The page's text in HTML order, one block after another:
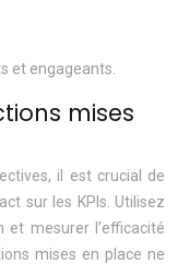
et engageants.
mises
il est crucial de
sur les KPIs. Utilisez
et mesurer l’efficacité
mises en place ne